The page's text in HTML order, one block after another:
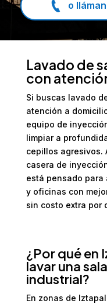
o
Lavado de
con
Si buscas lavado
atención a
equipo de
limpiar a
cepillos agresivos.
casera de
está pensado para
y oficinas con
sin costo extra por
¿Por qué en
lavar una
industrial?
En zonas de